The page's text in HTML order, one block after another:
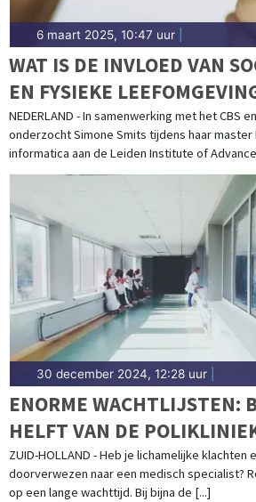
6 maart 2025, 10:47 uur|
WAT IS DE INVLOED VAN
EN FYSIEKE
DIABETES TYPE 2?
NEDERLAND - In samenwerking met het CBS
onderzocht Simone Smits tijdens haar master
informatica aan de Leiden Institute of
30 december 2024, 12:28 uur|
ENORME WACHTLIJSTEN:
HELFT VAN DE
ZUID-HOLLAND HAALT
AFGESPROKEN
ZUID-HOLLAND - Heb je lichamelijke klachten
doorverwezen naar een medisch specialist?
op een lange wachttijd. Bij bijna de [...]